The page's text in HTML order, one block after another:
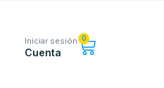
Iniciar sesión
Cuenta
0